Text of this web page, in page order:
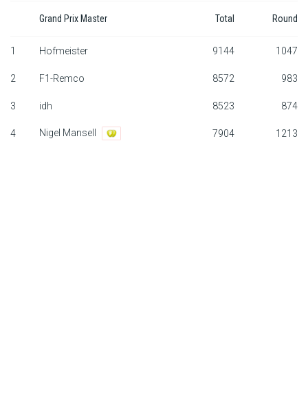
Login
Standings
Standings round
Grand Prix Master Total Round
1 Hofmeister 9144 1047
2 F1-Remco 8572 983
3 idh 8523 874
4 Nigel Mansell 7904 1213